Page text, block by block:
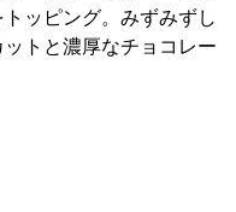
ッピング。みずみずし
トと濃厚なチョコレー